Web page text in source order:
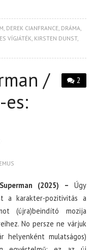
, DEREK CIANFRANCE, DRÁMA,
VÍGJÁTÉK, KIRSTEN DUNST,
2
/
Superman (2025) – Úgy
a karakter-pozitivitás a
(újra)beindító mozija
No persze ne várjuk
helyenként mulatságos)